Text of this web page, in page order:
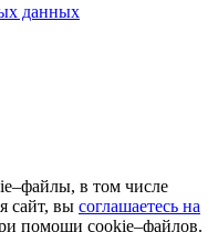
данных
в том числе
сайт, вы соглашаетесь на
помощи cookie–файлов.